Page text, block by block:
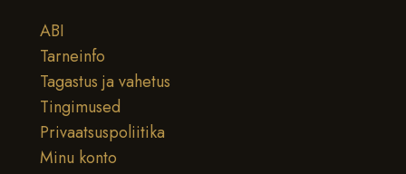
ABI
Tarneinfo
Tagastus ja vahetus
Tingimused
Privaatsuspoliitika
Minu konto